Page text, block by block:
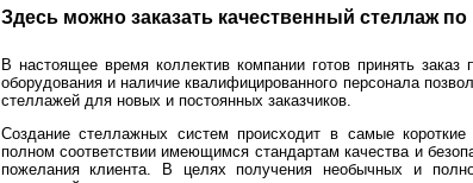
Здесь можно заказать качественный стеллаж
В настоящее время коллектив компании готов принять
оборудования и наличие квалифицированного персонала
стеллажей для новых и постоянных заказчиков.
Создание стеллажных систем происходит в самые
полном соответствии имеющимся стандартам качества и
пожелания клиента. В целях получения необычных и